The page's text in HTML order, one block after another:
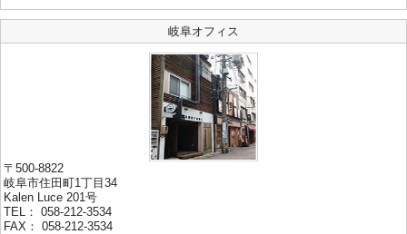
岐阜オフィス
〒500-8822
岐阜市住田町1丁目34
Kalen Luce 201号
TEL： 058-212-3534
FAX： 058-212-3534